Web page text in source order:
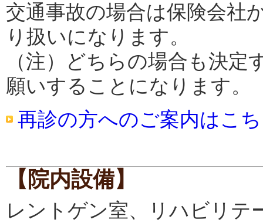
交通事故の場合は保険会社
り扱いになります。
（注）どちらの場合も決
願いすることになります。
再診の方へのご案内はこ
【院内設備】
レントゲン室、リハビリテ